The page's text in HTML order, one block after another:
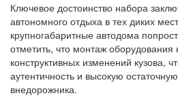
Ключевое достоинство набора
автономного отдыха в тех диких
крупногабаритные автодома
отметить, что монтаж оборудования
конструктивных изменений кузова,
аутентичность и высокую
внедорожника.